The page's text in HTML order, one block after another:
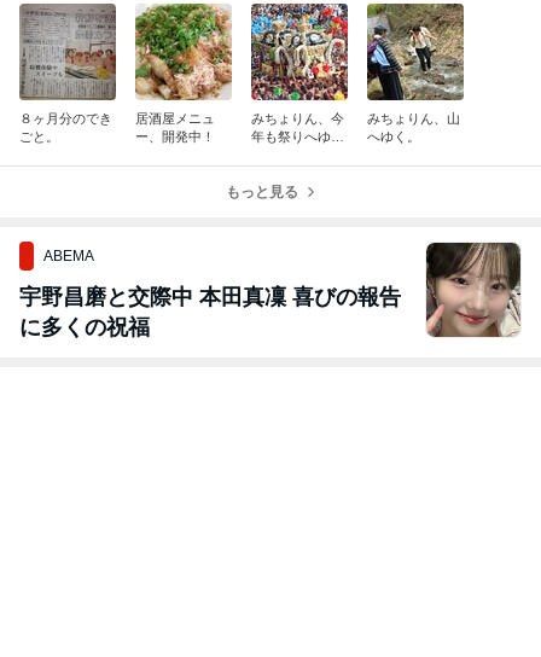
８ヶ月分のでき
ごと。
居酒屋メニュ
ー、開発中！
みちょりん、今
年も祭りへゆ
みちょりん、山
へゆく。
もっと見る
ABEMA
宇野昌磨と交際中 本田真凜 喜びの報告
に多くの祝福